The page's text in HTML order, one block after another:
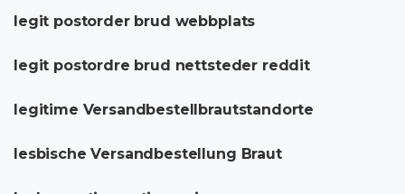
legit postorder brud webbplats
legit postordre brud nettsteder reddit
legitime Versandbestellbrautstandorte
lesbische Versandbestellung Braut